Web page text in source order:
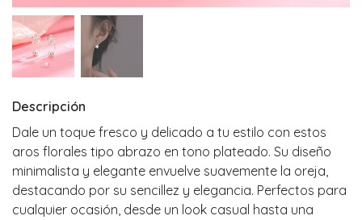
Descripción
Dale un toque fresco y delicado a tu estilo con estos
aros florales tipo abrazo en tono plateado. Su diseño
minimalista y elegante envuelve suavemente la oreja,
destacando por su sencillez y elegancia. Perfectos para
cualquier ocasión, desde un look casual hasta una